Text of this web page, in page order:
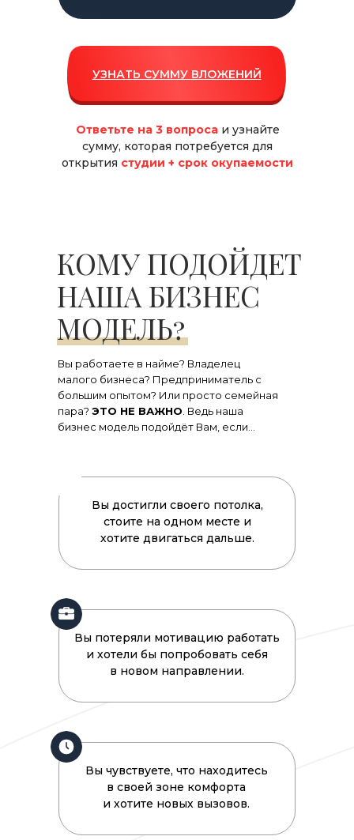
УЗНАТЬ СУММУ ВЛОЖЕНИЙ
Ответьте на 3 вопросаи узнайте
сумму, которая потребуется для
открытия студии + срок окупаемости
КОМУ ПОДОЙДЕТ
НАША БИЗНЕС
МОДЕЛЬ?
Вы работаете в найме? Владелец
малого бизнеса? Предприниматель с
большим опытом? Или просто семейная
пара? ЭТО НЕ ВАЖНО . Ведь наша
бизнес модель подойдёт Вам, если...
Вы достигли своего потолка,
стоите на одном месте и
хотите двигаться дальше.
Вы потеряли мотивацию работать
и хотели бы попробовать себя
в новом направлении.
Вы чувствуете, что находитесь
в своей зоне комфорта
и хотите новых вызовов.